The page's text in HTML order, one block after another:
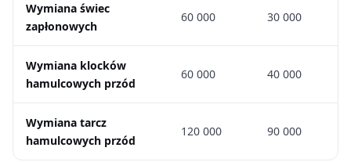
Wymiana świec
zapłonowych
60 000 30 000
Wymiana klocków
hamulcowych przód
60 000 40 000
Wymiana tarcz
hamulcowych przód
120 000 90 000